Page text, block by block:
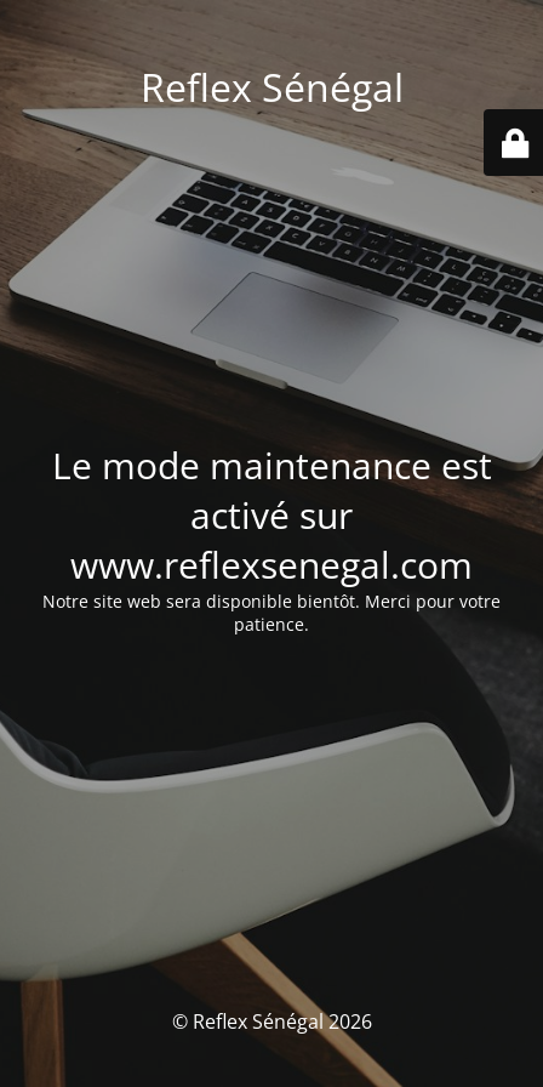
Reflex Sénégal
Le mode maintenance est
activé sur
www.reflexsenegal.com
Notre site web sera disponible bientôt. Merci pour votre
patience.
© Reflex Sénégal 2026